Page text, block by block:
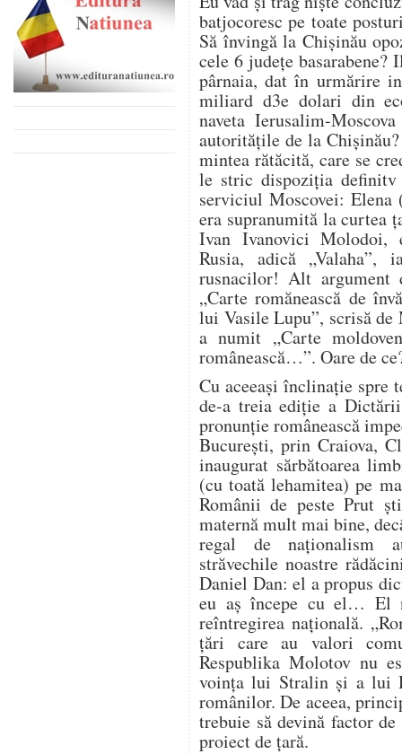
batjocoresc pe toate
Să învingă la Chișinău
cele 6 județe basarabene?
pârnaia, dat în urmărire
miliard d3e dolari din
naveta Ierusalim-
autoritățile de la
mintea rătăcită, care se
le stric dispoziția
serviciul Moscovei:
era supranumită la curtea
Ivan Ivanovici Molodoi,
Rusia, adică „Valaha”,
rusnacilor! Alt argument
„Carte romănească de
lui Vasile Lupu”, scrisă
a numit „Carte
românească…”. Oare de
Cu aceeași înclinație spre
de-a treia ediție a
pronunție românească
București, prin Craiova,
inaugurat sărbătoarea
(cu toată lehamitea) pe
Românii de peste Prut
maternă mult mai bine,
regal de naționalism
străvechile noastre
Daniel Dan: el a propus
eu aș începe cu el… El
reîntregirea națională.
țări care au valori
Respublika Molotov nu
voința lui Stralin și a lui
românilor. De aceea,
trebuie să devină factor
proiect de țară.